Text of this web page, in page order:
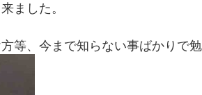
ました。
等、今まで知らない事ばかりで勉